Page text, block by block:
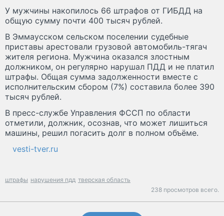
У мужчины накопилось 66 штрафов от ГИБДД на
общую сумму почти 400 тысяч рублей.
В Эммаусском сельском поселении судебные
приставы арестовали грузовой автомобиль-тягач
жителя региона. Мужчина оказался злостным
должником, он регулярно нарушал ПДД и не платил
штрафы. Общая сумма задолженности вместе с
исполнительским сбором (7%) составила более 390
тысяч рублей.
В пресс-службе Управления ФССП по области
отметили, должник, осознав, что может лишиться
машины, решил погасить долг в полном объёме.
vesti-tver.ru
штрафы нарушения пдд тверская область
238 просмотров всего.